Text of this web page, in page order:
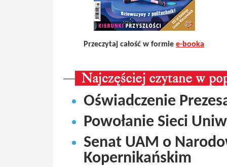
Przeczytaj całość w formie e-booka
Oświadczenie
Powołanie Sieci
Senat UAM o
Kopernikańskim